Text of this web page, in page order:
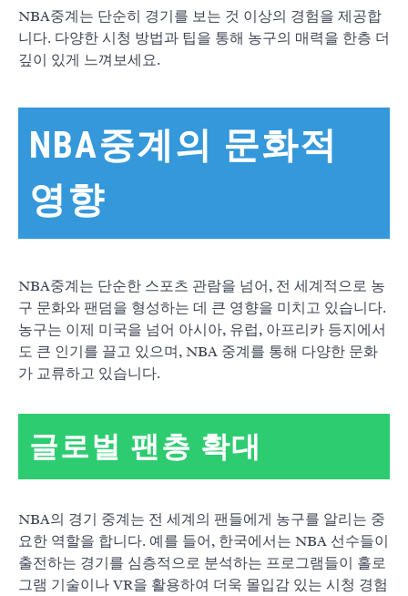
NBA중계는 단순히 경기를 보는 것 이상의 경험을 제공합
니다. 다양한 시청 방법과 팁을 통해 농구의 매력을 한층 더
깊이 있게 느껴보세요.
NBA중계의 문화적
영향
NBA중계는 단순한 스포츠 관람을 넘어, 전 세계적으로 농
구 문화와 팬덤을 형성하는 데 큰 영향을 미치고 있습니다.
농구는 이제 미국을 넘어 아시아, 유럽, 아프리카 등지에서
도 큰 인기를 끌고 있으며, NBA 중계를 통해 다양한 문화
가 교류하고 있습니다.
글로벌 팬층 확대
NBA의 경기 중계는 전 세계의 팬들에게 농구를 알리는 중
요한 역할을 합니다. 예를 들어, 한국에서는 NBA 선수들이
출전하는 경기를 심층적으로 분석하는 프로그램들이 홀로
그램 기술이나 VR을 활용하여 더욱 몰입감 있는 시청 경험